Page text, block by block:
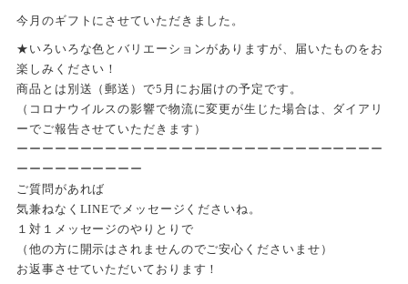
今月のギフトにさせていただきました。
★いろいろな色とバリエーションがありますが、届いたものをお
楽しみください！
商品とは別送（郵送）で5月にお届けの予定です。
（コロナウイルスの影響で物流に変更が生じた場合は、ダイアリ
ーでご報告させていただきます）
ーーーーーーーーーーーーーーーーーーーーーーーーーーーーー
ーーーーーーーーーー
ご質問があれば
気兼ねなくLINEでメッセージくださいね。
１対１メッセージのやりとりで
（他の方に開示はされませんのでご安心くださいませ）
お返事させていただいております！